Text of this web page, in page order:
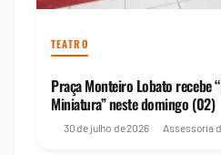
TEATRO
Praça Monteiro Lobato recebe
Miniatura” neste domingo (02)
30 de julho de 2026 Assessoria